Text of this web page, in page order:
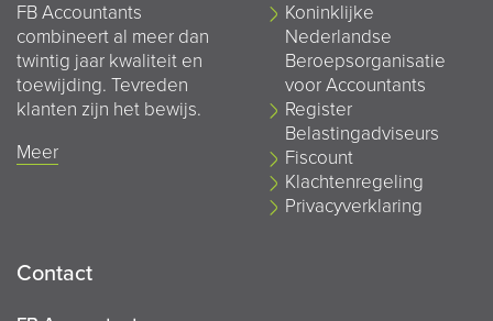
FB Accountants
combineert al meer dan
twintig jaar kwaliteit en
toewijding. Tevreden
klanten zijn het bewijs.
Meer
Koninklijke
Nederlandse
Beroepsorganisatie
voor Accountants
Register
Belastingadviseurs
Fiscount
Klachtenregeling
Privacyverklaring
Contact